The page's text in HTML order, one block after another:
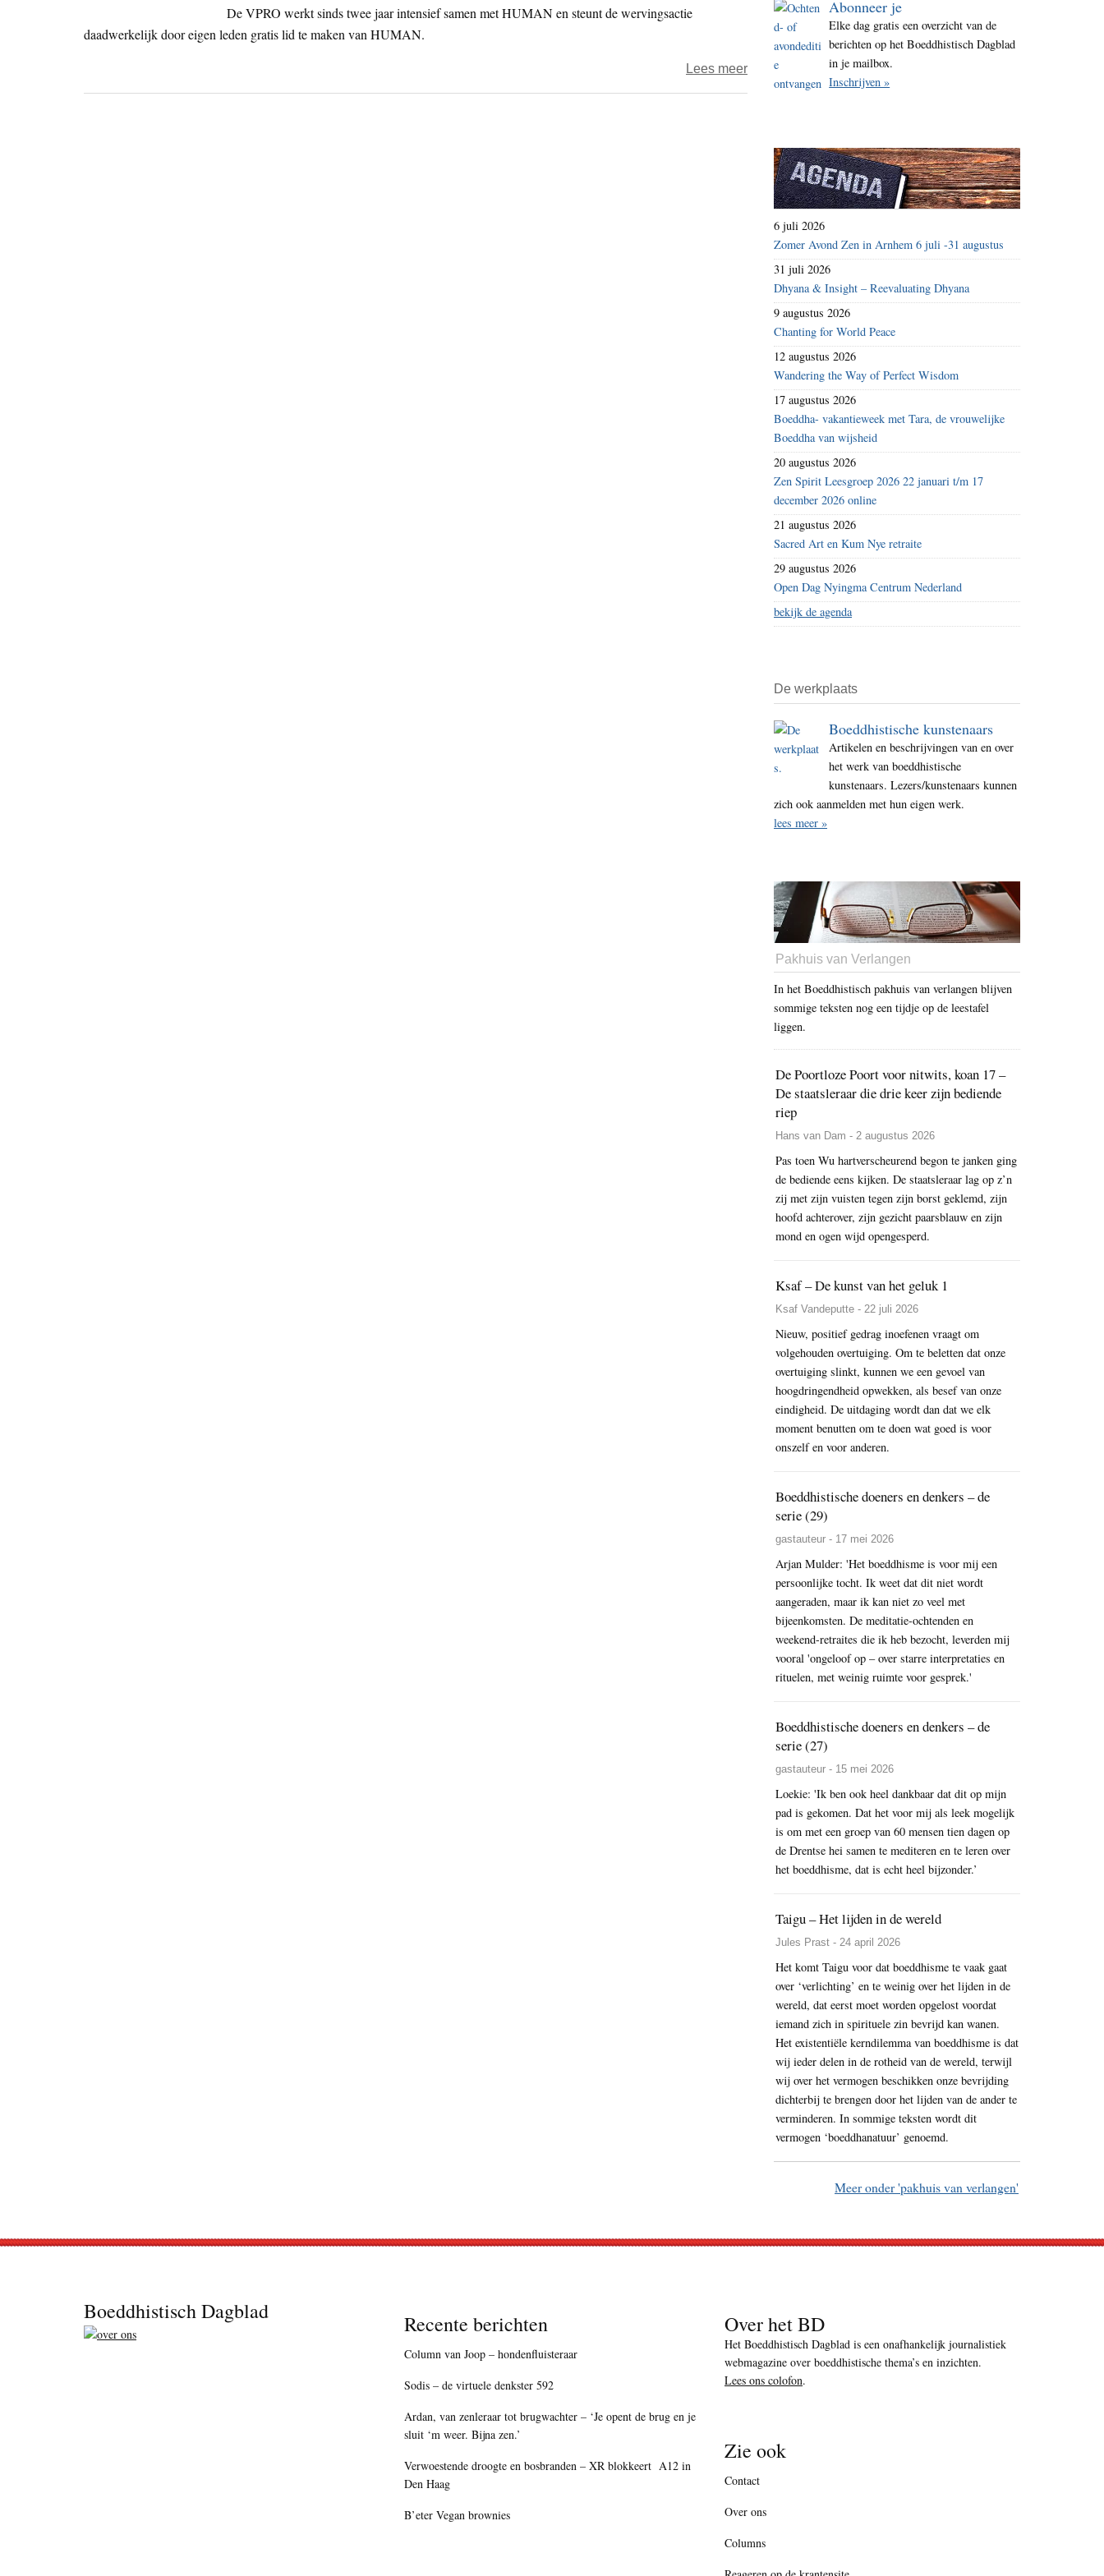
i
t
De VPRO werkt sinds twee jaar intensief samen met HUMAN en steunt de wervingsactie
daadwerkelijk door eigen leden gratis lid te maken van HUMAN.
Lees meerover
Human
omroep
worden
Abonneer je
Elke dag gratis een overzicht van de
berichten op het Boeddhistisch Dagblad
in je mailbox.
Inschrijven »
6 juli 2026
Zomer Avond Zen in Arnhem 6 juli -31 augustus
31 juli 2026
Dhyana & Insight – Reevaluating Dhyana
9 augustus 2026
Chanting for World Peace
12 augustus 2026
Wandering the Way of Perfect Wisdom
17 augustus 2026
Boeddha- vakantieweek met Tara, de vrouwelijke
Boeddha van wijsheid
20 augustus 2026
Zen Spirit Leesgroep 2026 22 januari t/m 17
december 2026 online
21 augustus 2026
Sacred Art en Kum Nye retraite
29 augustus 2026
Open Dag Nyingma Centrum Nederland
bekijk de agenda
De werkplaats
Boeddhistische kunstenaars
Artikelen en beschrijvingen van en over
het werk van boeddhistische
kunstenaars. Lezers/kunstenaars kunnen
zich ook aanmelden met hun eigen werk.
lees meer »
Pakhuis van Verlangen
In het Boeddhistisch pakhuis van verlangen blijven
sommige teksten nog een tijdje op de leestafel
liggen.
De Poortloze Poort voor nitwits, koan 17 –
De staatsleraar die drie keer zijn bediende
riep
Hans van Dam - 2 augustus 2026
Pas toen Wu hartverscheurend begon te janken ging
de bediende eens kijken. De staatsleraar lag op z’n
zij met zijn vuisten tegen zijn borst geklemd, zijn
hoofd achterover, zijn gezicht paarsblauw en zijn
mond en ogen wijd opengesperd.
Ksaf – De kunst van het geluk 1
Ksaf Vandeputte - 22 juli 2026
Nieuw, positief gedrag inoefenen vraagt om
volgehouden overtuiging. Om te beletten dat onze
overtuiging slinkt, kunnen we een gevoel van
hoogdringendheid opwekken, als besef van onze
eindigheid. De uitdaging wordt dan dat we elk
moment benutten om te doen wat goed is voor
onszelf en voor anderen.
Boeddhistische doeners en denkers – de
serie (29)
gastauteur - 17 mei 2026
Arjan Mulder: 'Het boeddhisme is voor mij een
persoonlijke tocht. Ik weet dat dit niet wordt
aangeraden, maar ik kan niet zo veel met
bijeenkomsten. De meditatie-ochtenden en
weekend-retraites die ik heb bezocht, leverden mij
vooral 'ongeloof op – over starre interpretaties en
rituelen, met weinig ruimte voor gesprek.'
Boeddhistische doeners en denkers – de
serie (27)
gastauteur - 15 mei 2026
Loekie: 'Ik ben ook heel dankbaar dat dit op mijn
pad is gekomen. Dat het voor mij als leek mogelijk
is om met een groep van 60 mensen tien dagen op
de Drentse hei samen te mediteren en te leren over
het boeddhisme, dat is echt heel bijzonder.’
Taigu – Het lijden in de wereld
Jules Prast - 24 april 2026
Het komt Taigu voor dat boeddhisme te vaak gaat
over ‘verlichting’ en te weinig over het lijden in de
wereld, dat eerst moet worden opgelost voordat
iemand zich in spirituele zin bevrijd kan wanen.
Het existentiële kerndilemma van boeddhisme is dat
wij ieder delen in de rotheid van de wereld, terwijl
wij over het vermogen beschikken onze bevrijding
dichterbij te brengen door het lijden van de ander te
verminderen. In sommige teksten wordt dit
vermogen ‘boeddhanatuur’ genoemd.
Meer onder 'pakhuis van verlangen'
Boeddhistisch Dagblad Recente berichten
Column van Joop – hondenfluisteraar
Sodis – de virtuele denkster 592
Ardan, van zenleraar tot brugwachter – ‘Je opent de brug en je
sluit ‘m weer. Bijna zen.’
Verwoestende droogte en bosbranden – XR blokkeert A12 in
Den Haag
B’eter Vegan brownies
Over het BD
Het Boeddhistisch Dagblad is een onafhankelijk journalistiek
webmagazine over boeddhistische thema’s en inzichten.
Lees ons colofon.
Zie ook
Contact
Over ons
Columns